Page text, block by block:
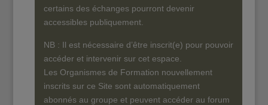
certains des échanges pourront devenir
accessibles publiquement.
NB : Il est nécessaire d’être inscrit(e) pour pouvoir
accéder et intervenir sur cet espace.
Les Organismes de Formation nouvellement
inscrits sur ce Site sont automatiquement
abonnés au groupe et peuvent accéder au forum